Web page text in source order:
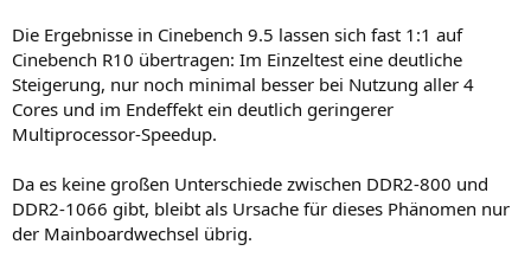
Die Ergebnisse in Cinebench 9.5 lassen sich fast 1:1 auf
Cinebench R10 übertragen: Im Einzeltest eine deutliche
Steigerung, nur noch minimal besser bei Nutzung aller 4
Cores und im Endeffekt ein deutlich geringerer
Multiprocessor-Speedup.
Da es keine großen Unterschiede zwischen DDR2-800 und
DDR2-1066 gibt, bleibt als Ursache für dieses Phänomen nur
der Mainboardwechsel übrig.